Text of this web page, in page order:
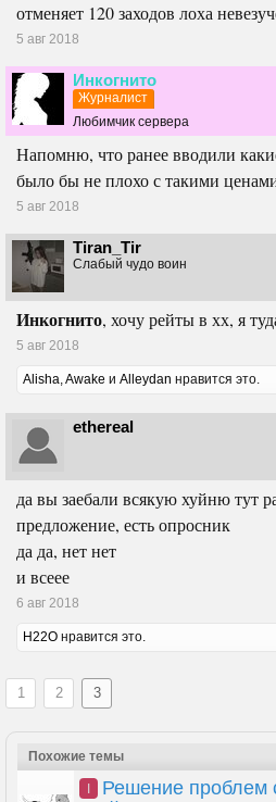
отменяет 120 заходов лоха
5 авг 2018
Инкогнито
Журналист
Любимчик сервера
Напомню, что ранее вводили
было бы не плохо с такими
5 авг 2018
Tiran_Tir
Слабый чудо воин
Инкогнито, хочу рейты в хх, я
5 авг 2018
Alisha Awake и Alleydan нравится это.
ethereal
да вы заебали всякую хуйню тут
предложение, есть опросник
да да, нет нет
и всеее
6 авг 2018
H22O нравится это.
1 2 3
Похожие темы
I
Решение проблем